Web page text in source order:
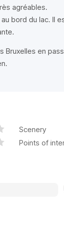
agréables.
bord du lac. Il
Bruxelles en
Scenery
Points of